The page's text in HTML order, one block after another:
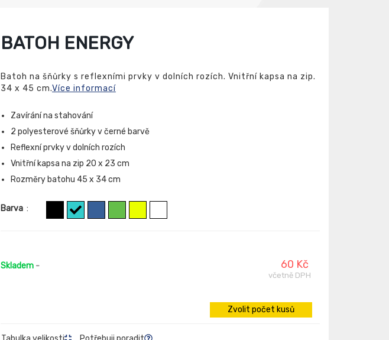
BATOH ENERGY
Batoh na šňůrky s reflexními prvky v dolních rozích. Vnitřní kapsa na zip.
34 x 45 cm.Více informací
Zavírání na stahování
2 polyesterové šňůrky v černé barvě
Reflexní prvky v dolních rozích
Vnitřní kapsa na zip 20 x 23 cm
Rozměry batohu 45 x 34 cm
Barva :
Skladem - 60 Kč
včetně DPH
Zvolit počet kusů